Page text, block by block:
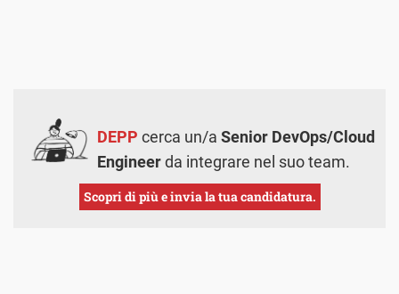
DEPP cerca un/a Senior DevOps/Cloud
Engineerda integrare nel suo team.
Scopri di più e invia la tua candidatura.